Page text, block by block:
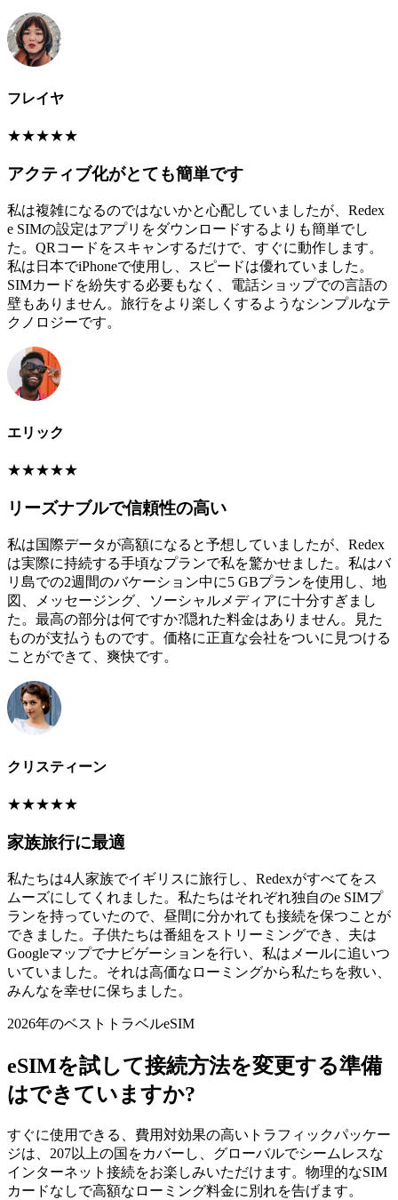
フレイヤ
★★★★★
アクティブ化がとても簡単です
私は複雑になるのではないかと心配していましたが、Redex
e SIMの設定はアプリをダウンロードするよりも簡単でし
た。QRコードをスキャンするだけで、すぐに動作します。
私は日本でiPhoneで使用し、スピードは優れていました。
SIMカードを紛失する必要もなく、電話ショップでの言語の
壁もありません。旅行をより楽しくするようなシンプルなテ
クノロジーです。
エリック
★★★★★
リーズナブルで信頼性の高い
私は国際データが高額になると予想していましたが、Redex
は実際に持続する手頃なプランで私を驚かせました。私はバ
リ島での2週間のバケーション中に5 GBプランを使用し、地
図、メッセージング、ソーシャルメディアに十分すぎまし
た。最高の部分は何ですか?隠れた料金はありません。見た
ものが支払うものです。価格に正直な会社をついに見つける
ことができて、爽快です。
クリスティーン
★★★★★
家族旅行に最適
私たちは4人家族でイギリスに旅行し、Redexがすべてをス
ムーズにしてくれました。私たちはそれぞれ独自のe SIMプ
ランを持っていたので、昼間に分かれても接続を保つことが
できました。子供たちは番組をストリーミングでき、夫は
Googleマップでナビゲーションを行い、私はメールに追いつ
いていました。それは高価なローミングから私たちを救い、
みんなを幸せに保ちました。
2026年のベストトラベルeSIM
eSIMを試して接続方法を変更する準備
はできていますか?
すぐに使用できる、費用対効果の高いトラフィックパッケー
ジは、207以上の国をカバーし、グローバルでシームレスな
インターネット接続をお楽しみいただけます。物理的なSIM
カードなしで高額なローミング料金に別れを告げます。